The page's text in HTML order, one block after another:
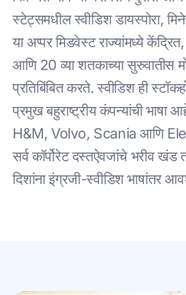
स्टेट्समधील स्वीडिश डायस्पोरा,
या अप्पर मिडवेस्ट राज्यांमध्ये केंद्रित,
आणि 20 व्या शतकाच्या सुरुवातीस
प्रतिबिंबित करते. स्वीडिश ही
प्रमुख बहुराष्ट्रीय कंपन्यांची
H&M, Volvo, Scania आणि
सर्व कॉर्पोरेट दस्तऐवजांचे भरीव खंड
दिशांना इंग्रजी-स्वीडिश भाषांतर